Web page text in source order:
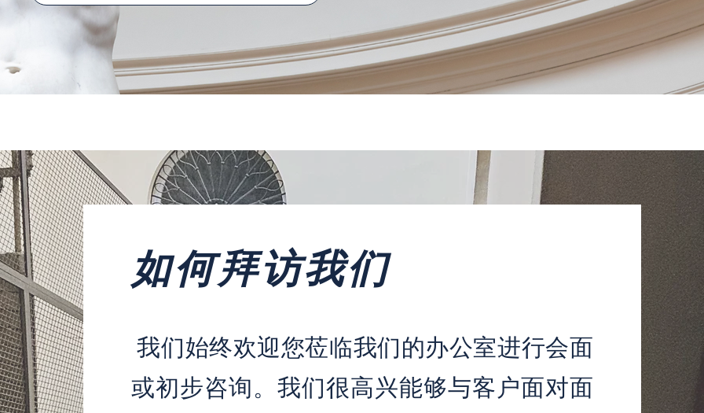
如何拜访我们
我们始终欢迎您莅临我们的办公室进行会面
或初步咨询。我们很高兴能够与客户面对面